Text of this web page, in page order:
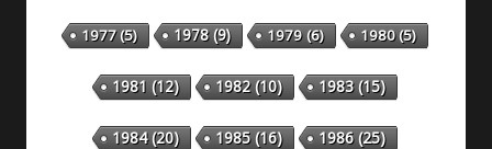
1977(5) 1978(9) 1979(6) 1980(5)
1981 (12) 1982(10) 1983(15)
1984(20) 1985(16) 1986(25)